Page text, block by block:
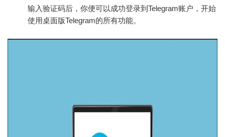
输入验证码后，你便可以成功登录到Telegram账户，开始
使用桌面版Telegram的所有功能。